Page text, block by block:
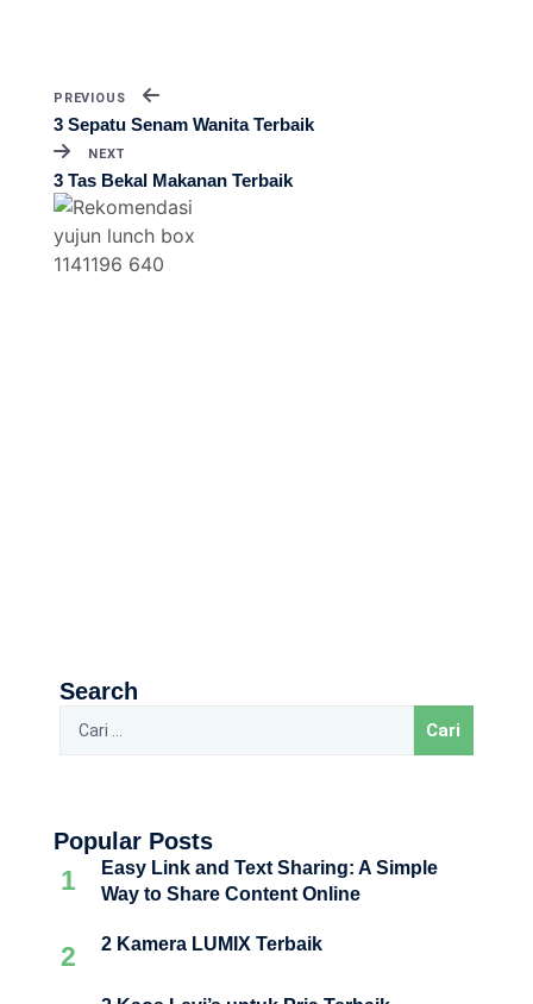
PREVIOUS
3 Sepatu Senam Wanita Terbaik
NEXT
3 Tas Bekal Makanan Terbaik
Search
Popular Posts
1
Easy Link and Text Sharing: A Simple
Way to Share Content Online
2 2 Kamera LUMIX Terbaik